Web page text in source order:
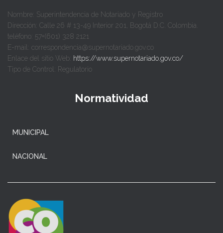
Nombre: Superintendencia de Notariado y Registro
Dirección: Calle 26 # 13-49 Interior 201, Bogotá D.C. Colombia.
teléfono: 57+(601) 328 2121
E-mail: correspondencia@supernotariado.gov.co
Enlace del sitio Web: https://www.supernotariado.gov.co/
Tipo de Control: Regulatorio
Normatividad
MUNICIPAL
NACIONAL